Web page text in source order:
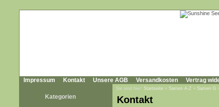
Impressum Kontakt Unsere AGB Versandkosten Vertrag
Kategorien
Sie sind hier: Startseite » Samen A-Z » Samen G
Kontakt